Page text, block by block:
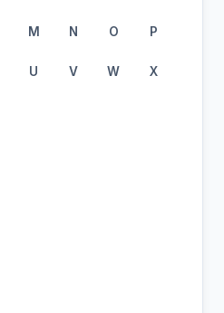
M N O P
U V W X